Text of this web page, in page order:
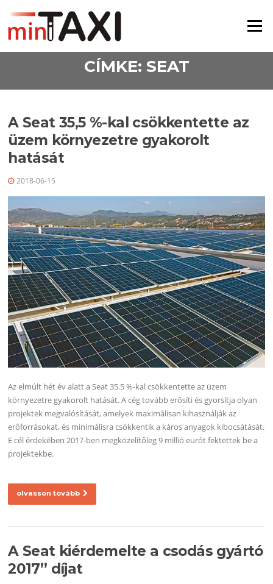
Menü
CÍMKE: SEAT
A Seat 35,5 %-kal csökkentette az
üzem környezetre gyakorolt
hatását
2018-06-15
Az elmúlt hét év alatt a Seat 35.5 %-kal csökkentette az üzem
környezetre gyakorolt hatását. A cég tovább erősíti és gyorsítja olyan
projektek megvalósítását, amelyek maximálisan kihasználják az
erőforrásokat, és minimálisra csökkentik a káros anyagok kibocsátását.
E cél érdekében 2017-ben megközelítőleg 9 millió eurót fektettek be a
projektekbe.
olvasson tovább
A Seat kiérdemelte a csodás gyártó
2017” díjat